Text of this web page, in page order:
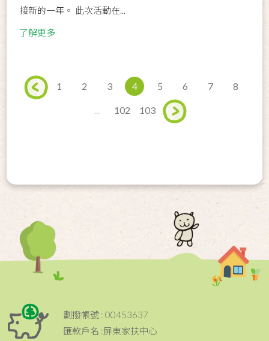
接新的一年。 此次活動在...
了解更多
1 2 3 4 5 6 7 8
102 103
劃撥帳號 : 00453637
匯款戶名 :屏東家扶中心